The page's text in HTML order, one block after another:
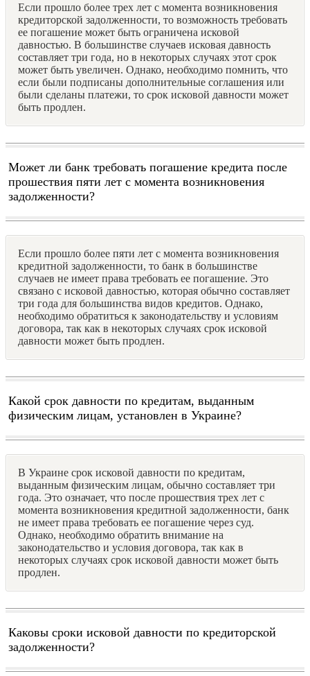
Если прошло более трех лет с момента возникновения
кредиторской задолженности, то возможность требовать
ее погашение может быть ограничена исковой
давностью. В большинстве случаев исковая давность
составляет три года, но в некоторых случаях этот срок
может быть увеличен. Однако, необходимо помнить, что
если были подписаны дополнительные соглашения или
были сделаны платежи, то срок исковой давности может
быть продлен.
Может ли банк требовать погашение кредита после
прошествия пяти лет с момента возникновения
задолженности?
Если прошло более пяти лет с момента возникновения
кредитной задолженности, то банк в большинстве
случаев не имеет права требовать ее погашение. Это
связано с исковой давностью, которая обычно составляет
три года для большинства видов кредитов. Однако,
необходимо обратиться к законодательству и условиям
договора, так как в некоторых случаях срок исковой
давности может быть продлен.
Какой срок давности по кредитам, выданным
физическим лицам, установлен в Украине?
В Украине срок исковой давности по кредитам,
выданным физическим лицам, обычно составляет три
года. Это означает, что после прошествия трех лет с
момента возникновения кредитной задолженности, банк
не имеет права требовать ее погашение через суд.
Однако, необходимо обратить внимание на
законодательство и условия договора, так как в
некоторых случаях срок исковой давности может быть
продлен.
Каковы сроки исковой давности по кредиторской
задолженности?